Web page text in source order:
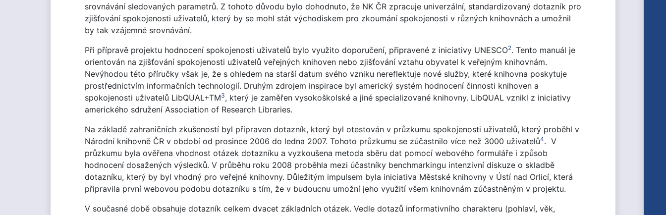
srovnávání sledovaných parametrů. Z tohoto důvodu bylo dohodnuto, že NK ČR zpracuje univerzální, standardizovaný dotazník pro
zjišťování spokojenosti uživatelů, který by se mohl stát východiskem pro zkoumání spokojenosti v různých knihovnách a umožnil
by tak vzájemné srovnávání.
Při přípravě projektu hodnocení spokojenosti uživatelů bylo využito doporučení, připravené z iniciativy UNESCO2. Tento manuál je
orientován na zjišťování spokojenosti uživatelů veřejných knihoven nebo zjišťování vztahu obyvatel k veřejným knihovnám.
Nevýhodou této příručky však je, že s ohledem na starší datum svého vzniku nereflektuje nové služby, které knihovna poskytuje
prostřednictvím informačních technologií. Druhým zdrojem inspirace byl americký systém hodnocení činnosti knihoven a
spokojenosti uživatelů LibQUAL+TM3, který je zaměřen vysokoškolské a jiné specializované knihovny. LibQUAL vznikl z iniciativy
amerického sdružení Association of Research Libraries.
Na základě zahraničních zkušeností byl připraven dotazník, který byl otestován v průzkumu spokojenosti uživatelů, který proběhl v
Národní knihovně ČR v období od prosince 2006 do ledna 2007. Tohoto průzkumu se zúčastnilo více než 3000 uživatelů4. V
průzkumu byla ověřena vhodnost otázek dotazníku a vyzkoušena metoda sběru dat pomocí webového formuláře i způsob
hodnocení dosažených výsledků. V průběhu roku 2008 proběhla mezi účastníky benchmarkingu intenzivní diskuze o skladbě
dotazníku, který by byl vhodný pro veřejné knihovny. Důležitým impulsem byla iniciativa Městské knihovny v Ústí nad Orlicí, která
připravila první webovou podobu dotazníku s tím, že v budoucnu umožní jeho využití všem knihovnám zúčastněným v projektu.
V současné době obsahuje dotazník celkem dvacet základních otázek. Vedle dotazů informativního charakteru (pohlaví, věk,